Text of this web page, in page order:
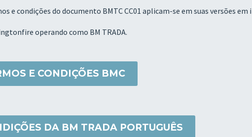
e condições do documento BMTC CC01 aplicam-se em suas versões
operando como BM TRADA.
E CONDIÇÕES BMC
DA BM TRADA PORTUGUÊS